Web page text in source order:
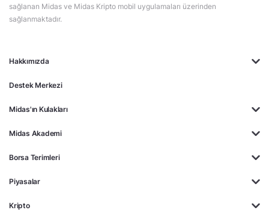
Hakkımızda
Destek Merkezi
Midas'ın Kulakları
Midas Akademi
Borsa Terimleri
Piyasalar
Kripto
sağlanan Midas ve Midas Kripto mobil uygulamaları üzerinden
sağlanmaktadır.